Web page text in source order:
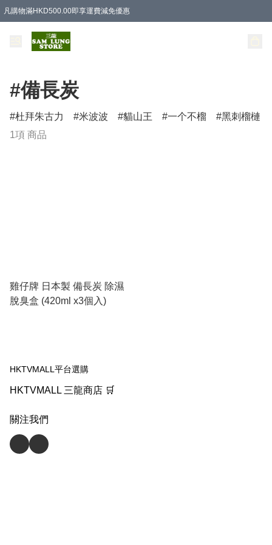
凡購物滿HKD500.00即享運費減免優惠
#備長炭
杜拜朱古力 米波波 貓山王 一个不榴
黑刺榴槤
1項 商品
雞仔牌 日本製 備長炭 除濕
脫臭盒 (420ml x3個入)
HKTVMALL平台選購
HKTVMALL 三龍商店 🛒
關注我們